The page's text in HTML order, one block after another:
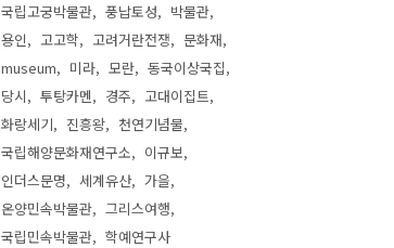
국립고궁박물관
풍납토성
박물관
용인
고고학 고려거란전쟁
문화재
museum
미라 모란
동국이상국집
당시
투탕카멘 경주
고대이집트
화랑세기
진흥왕
천연기념물
국립해양문화재연구소
이규보
인더스문명
세계유산
가을
온양민속박물관
그리스여행
국립민속박물관
학예연구사